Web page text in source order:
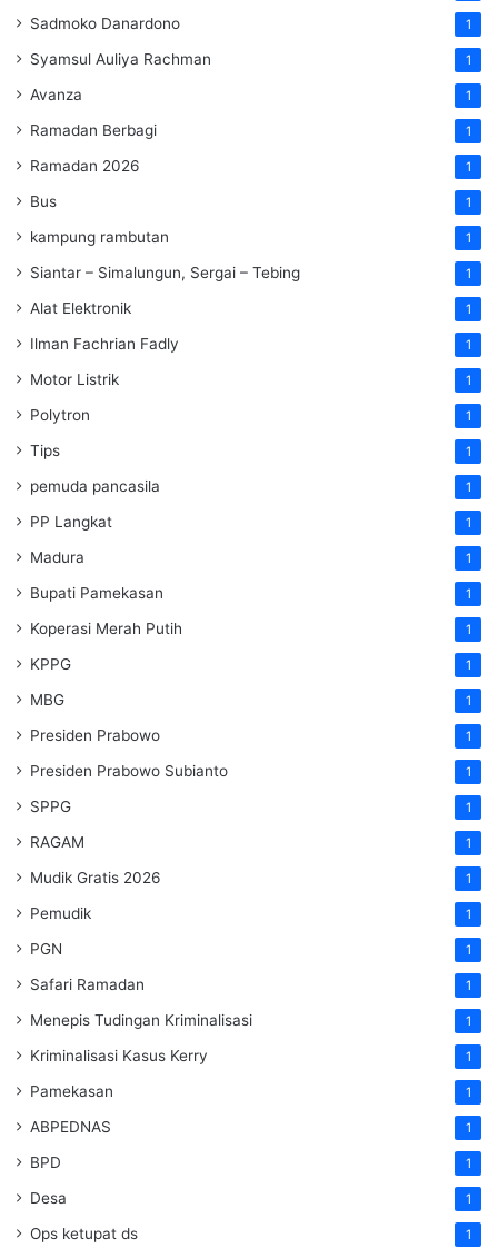
Sadmoko Danardono 1
Syamsul Auliya Rachman 1
Avanza 1
Ramadan Berbagi 1
Ramadan 2026 1
Bus 1
kampung rambutan 1
Siantar – Simalungun, Sergai – Tebing 1
Alat Elektronik 1
Ilman Fachrian Fadly 1
Motor Listrik 1
Polytron 1
Tips 1
pemuda pancasila 1
PP Langkat 1
Madura 1
Bupati Pamekasan 1
Koperasi Merah Putih 1
KPPG 1
MBG 1
Presiden Prabowo 1
Presiden Prabowo Subianto 1
SPPG 1
RAGAM 1
Mudik Gratis 2026 1
Pemudik 1
PGN 1
Safari Ramadan 1
Menepis Tudingan Kriminalisasi 1
Kriminalisasi Kasus Kerry 1
Pamekasan 1
ABPEDNAS 1
BPD 1
Desa 1
Ops ketupat ds 1